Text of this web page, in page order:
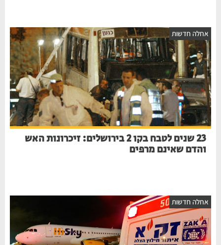
אחלה חדשות
23 שנים לטבח בקו 2 בירושלים: זיכרונות האש
והדם שאינם מרפים
אחלה חדשות